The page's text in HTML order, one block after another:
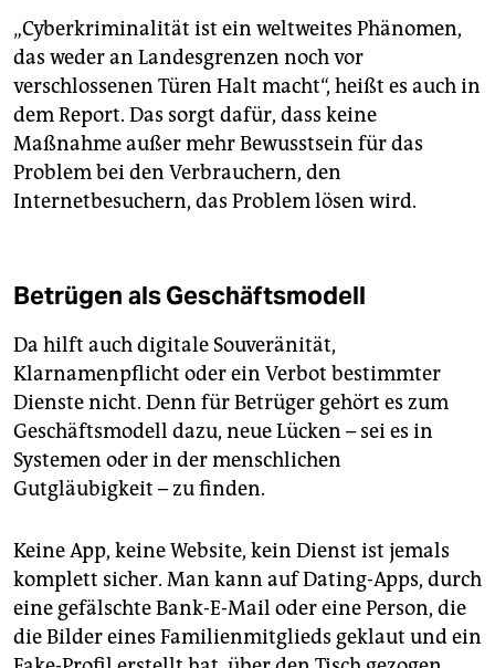
„Cyberkriminalität ist ein weltweites Phänomen,
das weder an Landesgrenzen noch vor
verschlossenen Türen Halt macht“, heißt es auch in
dem Report. Das sorgt dafür, dass keine
Maßnahme außer mehr Bewusstsein für das
Problem bei den Verbrauchern, den
Internetbesuchern, das Problem lösen wird.
Betrügen als Geschäftsmodell
Da hilft auch digitale Souveränität,
Klarnamenpflicht oder ein Verbot bestimmter
Dienste nicht. Denn für Betrüger gehört es zum
Geschäftsmodell dazu, neue Lücken – sei es in
Systemen oder in der menschlichen
Gutgläubigkeit – zu finden.
Keine App, keine Website, kein Dienst ist jemals
komplett sicher. Man kann auf Dating-Apps, durch
eine gefälschte Bank-E-Mail oder eine Person, die
die Bilder eines Familienmitglieds geklaut und ein